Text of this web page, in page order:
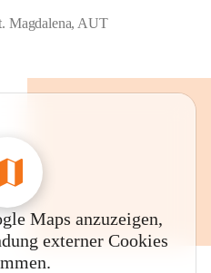
Magdalena, AUT
Maps anzuzeigen,
externer Cookies